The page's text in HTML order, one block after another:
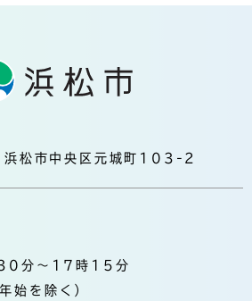
市中央区元城町103-2
分～17時15分
始を除く）